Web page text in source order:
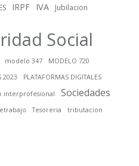
IRPF IVA Jubilacion
Social
modelo 347
MODELO 720
2023
PLATAFORMAS DIGITALES
interprofesional Sociedades
Tesoreria
tributacion